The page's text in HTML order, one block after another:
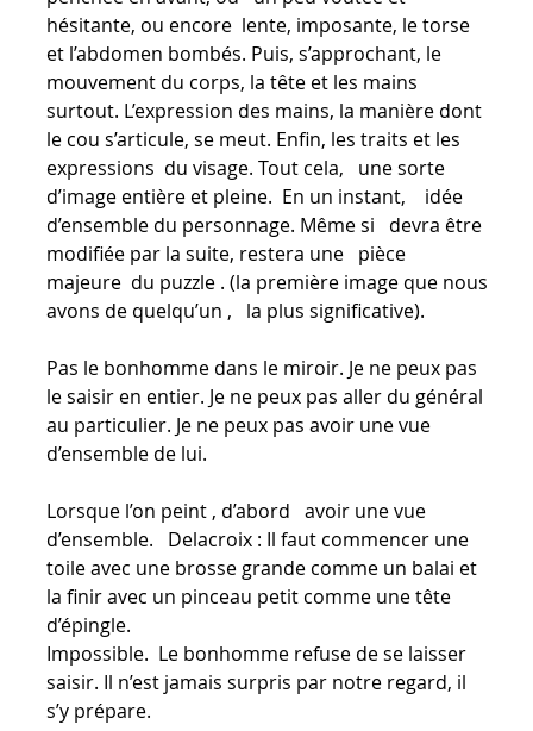
hésitante, ou encore lente, imposante, le torse
et l’abdomen bombés. Puis, s’approchant, le
mouvement du corps, la tête et les mains
surtout. L’expression des mains, la manière dont
le cou s’articule, se meut. Enfin, les traits et les
expressions du visage. Tout cela, une sorte
d’image entière et pleine. En un instant, idée
d’ensemble du personnage. Même si devra être
modifiée par la suite, restera une pièce
majeure du puzzle . (la première image que nous
avons de quelqu’un , la plus significative).
Pas le bonhomme dans le miroir. Je ne peux pas
le saisir en entier. Je ne peux pas aller du général
au particulier. Je ne peux pas avoir une vue
d’ensemble de lui.
Lorsque l’on peint , d’abord avoir une vue
d’ensemble. Delacroix : Il faut commencer une
toile avec une brosse grande comme un balai et
la finir avec un pinceau petit comme une tête
d’épingle.
Impossible. Le bonhomme refuse de se laisser
saisir. Il n’est jamais surpris par notre regard, il
s’y prépare.